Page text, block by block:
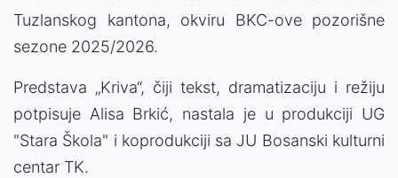
Tuzlanskog kantona, okviru BKC-ove pozorišne
sezone 2025/2026.
Predstava „Kriva“, čiji tekst, dramatizaciju i režiju
potpisuje Alisa Brkić, nastala je u produkciji UG
"Stara Škola" i koprodukciji sa JU Bosanski kulturni
centar TK.